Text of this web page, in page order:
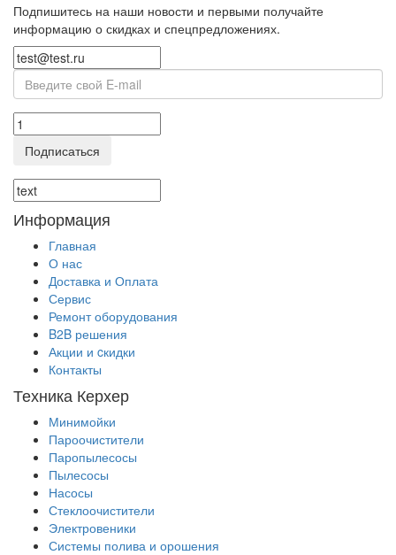
Подпишитесь на наши новости и первыми получайте
информацию о скидках и спецпредложениях.
Подписаться
Информация
Главная
О нас
Доставка и Оплата
Сервис
Ремонт оборудования
B2B решения
Акции и cкидки
Контакты
Техника Керхер
Минимойки
Пароочистители
Паропылесосы
Пылесосы
Насосы
Стеклоочистители
Электровеники
Системы полива и орошения